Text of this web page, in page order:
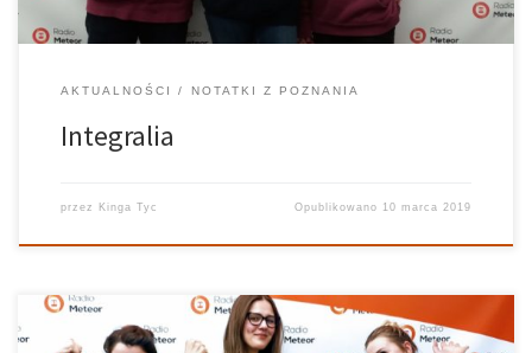
AKTUALNOŚCI NOTATKI Z POZNANIA
Integralia
przez Kinga Tyc Opublikowano 10 marca 2019